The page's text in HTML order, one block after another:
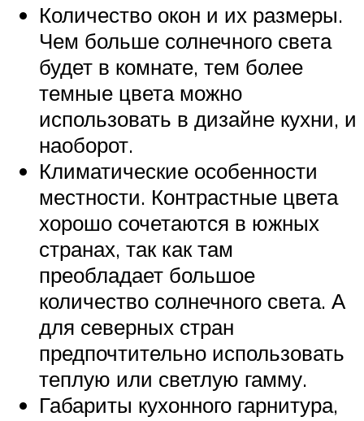
Количество окон и их размеры.
Чем больше солнечного света
будет в комнате, тем более
темные цвета можно
использовать в дизайне кухни, и
наоборот.
Климатические особенности
местности. Контрастные цвета
хорошо сочетаются в южных
странах, так как там
преобладает большое
количество солнечного света. А
для северных стран
предпочтительно использовать
теплую или светлую гамму.
Габариты кухонного гарнитура,